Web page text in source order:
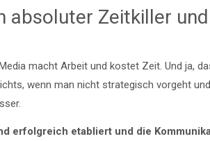
absoluter Zeitkiller
macht Arbeit und kostet Zeit. Und ja,
wenn man nicht strategisch vorgeht
erfolgreich etabliert und die